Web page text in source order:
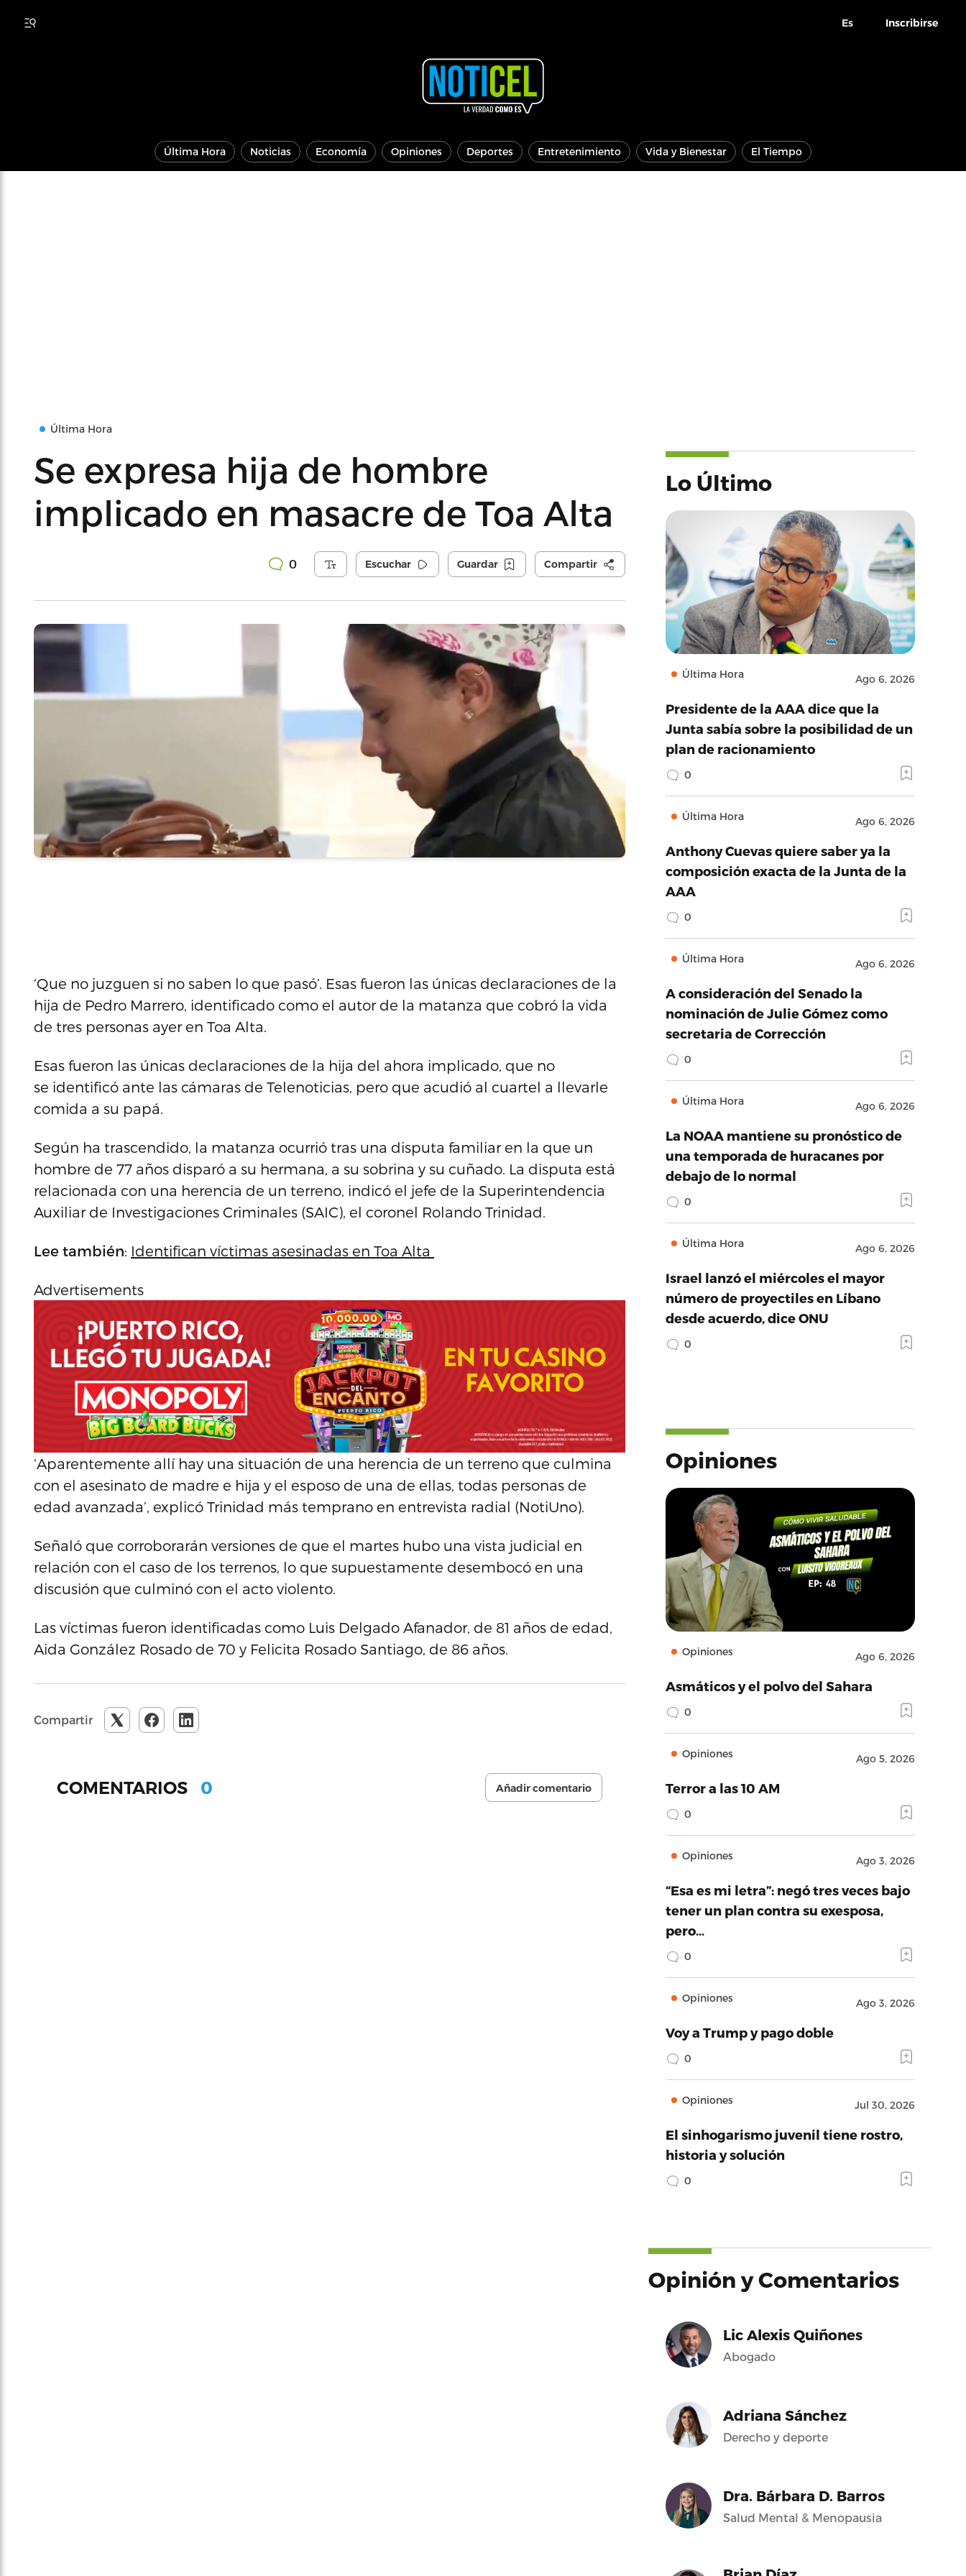
Es Inscribirse
Última Hora Noticias Economía Opiniones Deportes Entretenimiento Vida y Bienestar El Tiempo
Última Hora
Se expresa hija de hombre
implicado en masacre de Toa Alta
0 Escuchar Guardar Compartir
‘Que no juzguen si no saben lo que pasó’. Esas fueron las únicas declaraciones de la
hija de Pedro Marrero, identificado como el autor de la matanza que cobró la vida
de tres personas ayer en Toa Alta.
Esas fueron las únicas declaraciones de la hija del ahora implicado, que no
se identificó ante las cámaras de Telenoticias, pero que acudió al cuartel a llevarle
comida a su papá.
Según ha trascendido, la matanza ocurrió tras una disputa familiar en la que un
hombre de 77 años disparó a su hermana, a su sobrina y su cuñado. La disputa está
relacionada con una herencia de un terreno, indicó el jefe de la Superintendencia
Auxiliar de Investigaciones Criminales (SAIC), el coronel Rolando Trinidad.
Lee también: Identifican víctimas asesinadas en Toa Alta
Advertisements
‘Aparentemente allí hay una situación de una herencia de un terreno que culmina
con el asesinato de madre e hija y el esposo de una de ellas, todas personas de
edad avanzada’, explicó Trinidad más temprano en entrevista radial (NotiUno).
Señaló que corroborarán versiones de que el martes hubo una vista judicial en
relación con el caso de los terrenos, lo que supuestamente desembocó en una
discusión que culminó con el acto violento.
Las víctimas fueron identificadas como Luis Delgado Afanador, de 81 años de edad,
Aida González Rosado de 70 y Felicita Rosado Santiago, de 86 años.
Compartir
COMENTARIOS 0 Añadir comentario
Lo Último
Última Hora Ago 6, 2026
Presidente de la AAA dice que la
Junta sabía sobre la posibilidad de un
plan de racionamiento
0
Última Hora Ago 6, 2026
Anthony Cuevas quiere saber ya la
composición exacta de la Junta de la
AAA
0
Última Hora Ago 6, 2026
A consideración del Senado la
nominación de Julie Gómez como
secretaria de Corrección
0
Última Hora Ago 6, 2026
La NOAA mantiene su pronóstico de
una temporada de huracanes por
debajo de lo normal
0
Última Hora Ago 6, 2026
Israel lanzó el miércoles el mayor
número de proyectiles en Líbano
desde acuerdo, dice ONU
0
Opiniones
Opiniones Ago 6, 2026
Asmáticos y el polvo del Sahara
0
Opiniones Ago 5, 2026
Terror a las 10 AM
0
Opiniones Ago 3, 2026
“Esa es mi letra”: negó tres veces bajo
tener un plan contra su exesposa,
pero…
0
Opiniones Ago 3, 2026
Voy a Trump y pago doble
0
Opiniones Jul 30, 2026
El sinhogarismo juvenil tiene rostro,
historia y solución
0
Opinión y Comentarios
Lic Alexis Quiñones
Abogado
Adriana Sánchez
Derecho y deporte
Dra. Bárbara D. Barros
Salud Mental & Menopausia